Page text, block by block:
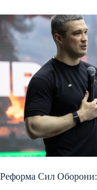
Реформа Сил